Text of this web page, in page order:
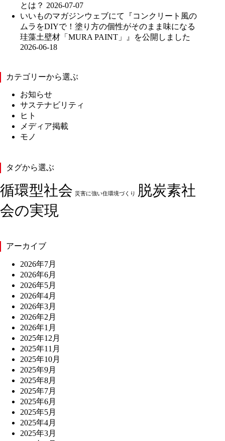
とは？ 2026-07-07
いいものマガジンウェブにて『コンクリート風の
ムラをDIYで！塗り方の個性がそのまま味になる
珪藻土壁材「MURA PAINT」』を公開しました
2026-06-18
カテゴリーから選ぶ
お知らせ
サステナビリティ
ヒト
メディア掲載
モノ
タグから選ぶ
循環型社会 災害に強い住環境づくり
脱炭素社
会の実現
アーカイブ
2026年7月
2026年6月
2026年5月
2026年4月
2026年3月
2026年2月
2026年1月
2025年12月
2025年11月
2025年10月
2025年9月
2025年8月
2025年7月
2025年6月
2025年5月
2025年4月
2025年3月